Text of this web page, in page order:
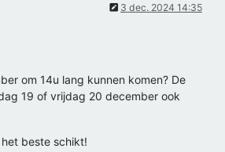
3 dec. 2024 14:35
om 14u lang kunnen komen? De
19 of vrijdag 20 december ook
beste schikt!